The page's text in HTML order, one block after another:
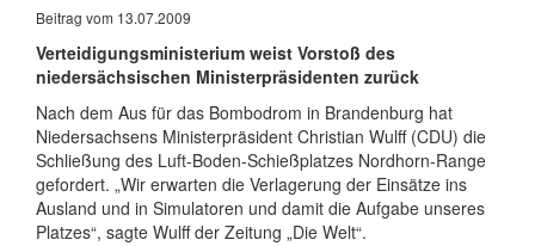
Beitrag vom 13.07.2009
Verteidigungsministerium weist Vorstoß des
niedersächsischen Ministerpräsidenten zurück
Nach dem Aus für das Bombodrom in Brandenburg hat
Niedersachsens Ministerpräsident Christian Wulff (CDU) die
Schließung des Luft-Boden-Schießplatzes Nordhorn-Range
gefordert. „Wir erwarten die Verlagerung der Einsätze ins
Ausland und in Simulatoren und damit die Aufgabe unseres
Platzes“, sagte Wulff der Zeitung „Die Welt“.